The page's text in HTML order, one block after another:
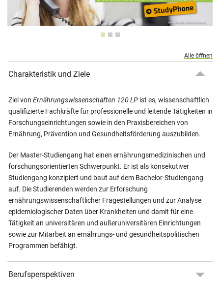
Alle öffnen
Charakteristik und Ziele
Ziel von Ernährungswissenschaften 120 LP ist es, wissenschaftlich
qualifizierte Fachkräfte für professionelle und leitende Tätigkeiten in
Forschungseinrichtungen sowie in den Praxisbereichen von
Ernährung, Prävention und Gesundheitsförderung auszubilden.
Der Master-Studiengang hat einen ernährungsmedizinischen und
forschungsorientierten Schwerpunkt. Er ist als konsekutiver
Studiengang konzipiert und baut auf dem Bachelor-Studiengang
auf. Die Studierenden werden zur Erforschung
ernährungswissenschaftlicher Fragestellungen und zur Analyse
epidemiologischer Daten über Krankheiten und damit für eine
Tätigkeit an universitären und außeruniversitären Einrichtungen
sowie zur Mitarbeit an ernährungs- und gesundheitspolitischen
Programmen befähigt.
Berufsperspektiven